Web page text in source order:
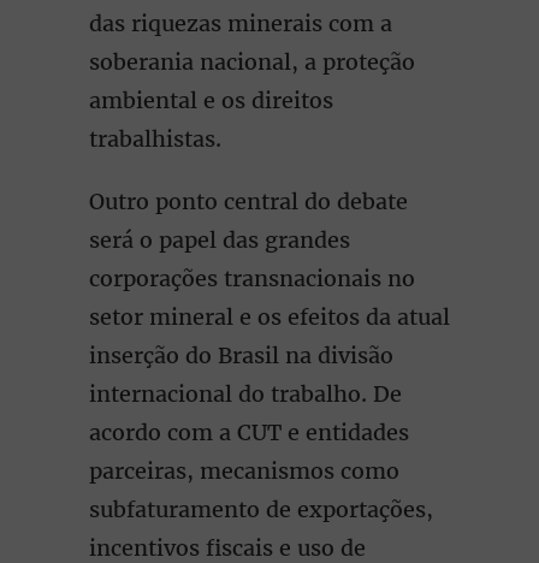
das riquezas minerais com a
soberania nacional, a proteção
ambiental e os direitos
trabalhistas.
Outro ponto central do debate
será o papel das grandes
corporações transnacionais no
setor mineral e os efeitos da atual
inserção do Brasil na divisão
internacional do trabalho. De
acordo com a CUT e entidades
parceiras, mecanismos como
subfaturamento de exportações,
incentivos fiscais e uso de